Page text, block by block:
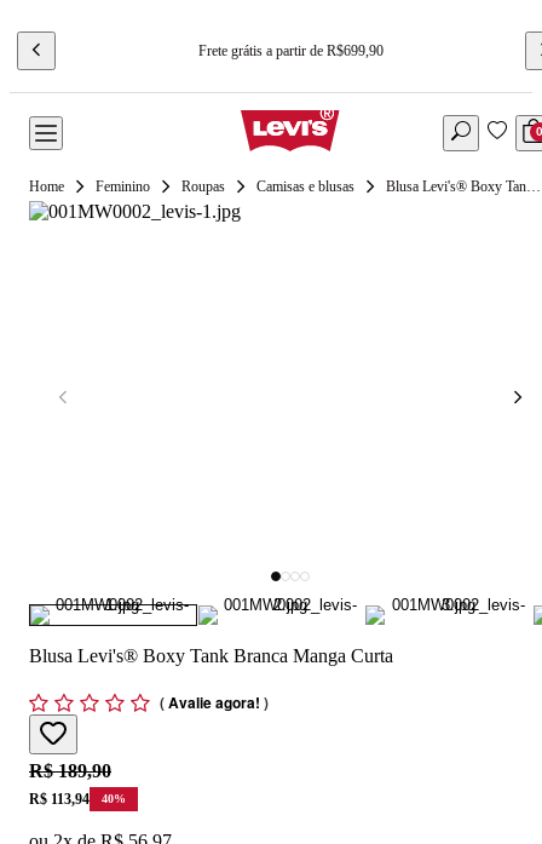
Frete grátis a partir de R$699,90
0
Feminino Roupas Camisas e blusas Blusa Levi's® Boxy Tank Branca Manga Curta
Blusa Levi's® Boxy Tank Branca Manga Curta
(Avalie agora! )
Original price:
R$ 189,90
Price:
R$ 113,94 40%